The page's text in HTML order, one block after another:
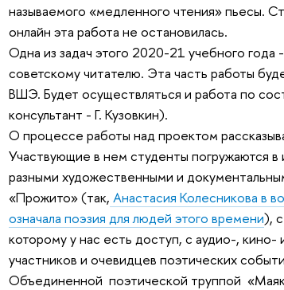
называемого «медленного чтения» пьесы.
онлайн эта работа не остановилась.
Одна из задач этого 2020-21 учебного
советскому читателю. Эта часть работы
ВШЭ. Будет осуществляться и работа по
консультант - Г. Кузовкин).
О процессе работы над проектом
Участвующие в нем студенты погружаются в
разными художественными и
«Прожито» (так, Анастасия Колесникова в
означала поэзия для людей этого времени),
которому у нас есть доступ, с аудио-,
участников и очевидцев поэтических
Объединенной поэтической труппой